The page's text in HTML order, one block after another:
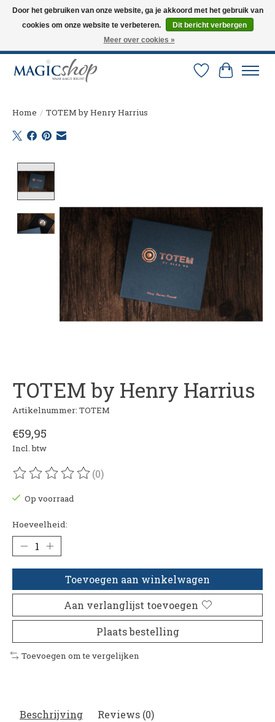
Altijd de nieuwste trucs op voorraad. Snelle verzending via PostNL en DHL.
Langskomen in onze winkel? Bel of mail om een afspraak te maken. 0251-
Verlanglijst
Home / TOTEM by Henry Harrius
TOTEM by Henry Harrius
Artikelnummer: TOTEM
€59,95
Incl. btw
De beoordeling van dit product is
(0)
Op voorraad
Hoeveelheid:
Toevoegen aan winkelwagen
Aan verlanglijst toevoegen
Plaats bestelling
Toevoegen om te vergelijken
Beschrijving Reviews (0)
Door het gebruiken van onze website, ga je akkoord met het gebruik van
cookies om onze website te verbeteren.
Dit bericht verbergen
Meer over cookies »